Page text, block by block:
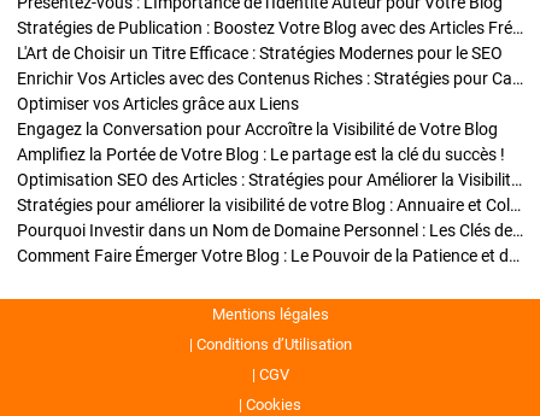
Stratégies de Publication : Boostez Votre Blog avec des Articles Fréquents et Exclusifs
L'Art de Choisir un Titre Efficace : Stratégies Modernes pour le SEO
Enrichir Vos Articles avec des Contenus Riches : Stratégies pour Captiver et Optimiser
Optimiser vos Articles grâce aux Liens
Engagez la Conversation pour Accroître la Visibilité de Votre Blog
Amplifiez la Portée de Votre Blog : Le partage est la clé du succès !
Optimisation SEO des Articles : Stratégies pour Améliorer la Visibilité de Votre Blog
Stratégies pour améliorer la visibilité de votre Blog : Annuaire et Collaborations
Pourquoi Investir dans un Nom de Domaine Personnel : Les Clés de la Réussite de Votre Blog
Comment Faire Émerger Votre Blog : Le Pouvoir de la Patience et de la Persévérance
Mentions légales
Conditions d’Utilisation
CGV
Cookies